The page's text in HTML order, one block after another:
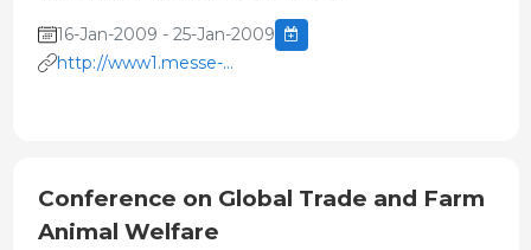
16-Jan-2009 - 25-Jan-2009
http://www1.messe-
Conference on Global Trade and Farm
Animal Welfare